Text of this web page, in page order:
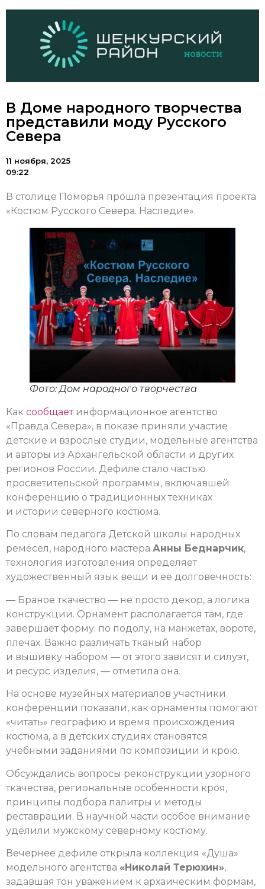
В Доме народного творчества
представили моду Русского
Севера
11 ноября, 2025
09:22
В столице Поморья прошла презентация проекта
«Костюм Русского Севера. Наследие».
Фото: Дом народного творчества
Как сообщает информационное агентство
«Правда Севера», в показе приняли участие
детские и взрослые студии, модельные агентства
и авторы из Архангельской области и других
регионов России. Дефиле стало частью
просветительской программы, включавшей
конференцию о традиционных техниках
и истории северного костюма.
По словам педагога Детской школы народных
ремёсел, народного мастера Анны Беднарчик,
технология изготовления определяет
художественный язык вещи и её долговечность:
— Браное ткачество — не просто декор, а логика
конструкции. Орнамент располагается там, где
завершает форму: по подолу, на манжетах, вороте,
плечах. Важно различать тканый набор
и вышивку набором — от этого зависят и силуэт,
и ресурс изделия, — отметила она.
На основе музейных материалов участники
конференции показали, как орнаменты помогают
«читать» географию и время происхождения
костюма, а в детских студиях становятся
учебными заданиями по композиции и крою.
Обсуждались вопросы реконструкции узорного
ткачества, региональные особенности кроя,
принципы подбора палитры и методы
реставрации. В научной части особое внимание
уделили мужскому северному костюму.
Вечернее дефиле открыла коллекция «Душа»
модельного агентства «Николай Терюхин»,
задавшая тон уважением к архаическим формам,